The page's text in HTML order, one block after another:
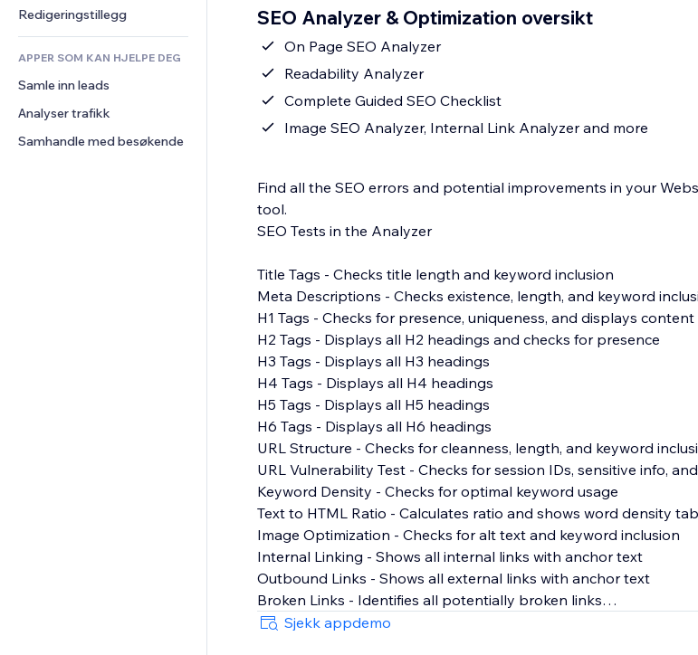
Mat og drikke
Kalkulatorer
Søk
Vær
Diagrammer og tabeller
Samfunn
Anmeldelser og
Redigeringstillegg
APPER SOM KAN HJELPE DEG
Samle inn leads
Analyser trafikk
Samhandle med besøkende
SEO Analyzer & Optimization oversikt
On Page SEO Analyzer
Readability Analyzer
Complete Guided SEO Checklist
Image SEO Analyzer, Internal Link Analyzer and more
Find all the SEO errors and potential improvements in your
tool.
SEO Tests in the Analyzer
Title Tags - Checks title length and keyword inclusion
Meta Descriptions - Checks existence, length, and keyword
H1 Tags - Checks for presence, uniqueness, and displays content
H2 Tags - Displays all H2 headings and checks for presence
H3 Tags - Displays all H3 headings
H4 Tags - Displays all H4 headings
H5 Tags - Displays all H5 headings
H6 Tags - Displays all H6 headings
URL Structure - Checks for cleanness, length, and keyword
URL Vulnerability Test - Checks for session IDs, sensitive info,
Keyword Density - Checks for optimal keyword usage
Text to HTML Ratio - Calculates ratio and shows word density
Image Optimization - Checks for alt text and keyword inclusion
Internal Linking - Shows all internal links with anchor text
Outbound Links - Shows all external links with anchor text
Broken Links - Identifies all potentially broken links
Call-to-Action - Shows all CTA elements on the page
Sjekk appdemo